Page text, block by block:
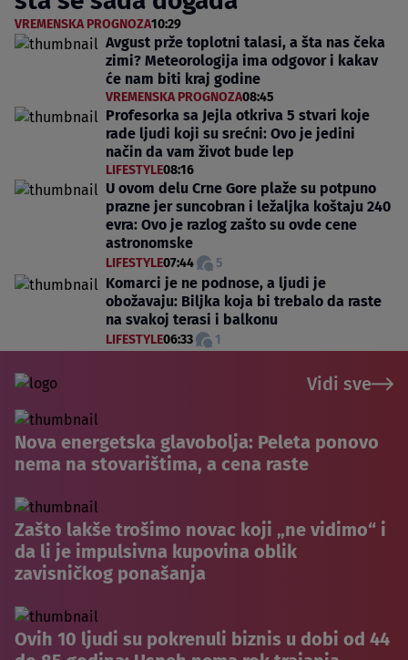
VREMENSKA PROGNOZA10:29
Avgust prže toplotni talasi, a šta nas čeka
zimi? Meteorologija ima odgovor i kakav
će nam biti kraj godine
VREMENSKA PROGNOZA08:45
Profesorka sa Jejla otkriva 5 stvari koje
rade ljudi koji su srećni: Ovo je jedini
način da vam život bude lep
LIFESTYLE08:16
U ovom delu Crne Gore plaže su potpuno
prazne jer suncobran i ležaljka koštaju 240
evra: Ovo je razlog zašto su ovde cene
astronomske
LIFESTYLE07:44 5
Komarci je ne podnose, a ljudi je
obožavaju: Biljka koja bi trebalo da raste
na svakoj terasi i balkonu
LIFESTYLE06:33 1
Vidi sve
Nova energetska glavobolja: Peleta ponovo
nema na stovarištima, a cena raste
Zašto lakše trošimo novac koji „ne vidimo“ i
da li je impulsivna kupovina oblik
zavisničkog ponašanja
Ovih 10 ljudi su pokrenuli biznis u dobi od 44